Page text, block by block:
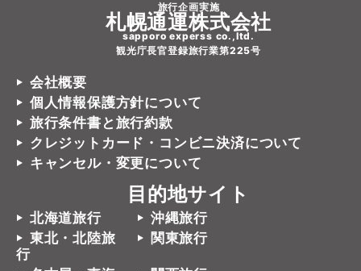
旅行企画実施
札幌通運株式会社
sapporo experss co.,ltd.
観光庁長官登録旅行業第225号
会社概要
個人情報保護方針について
旅行条件書と旅行約款
クレジットカード・コンビニ決済について
キャンセル・変更について
目的地サイト
北海道旅行
沖縄旅行
東北・北陸旅
行
関東旅行